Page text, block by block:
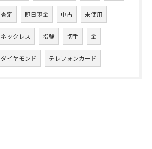
査定 即日現金 中古 未使用
ネックレス 指輪 切手 金
ダイヤモンド テレフォンカード